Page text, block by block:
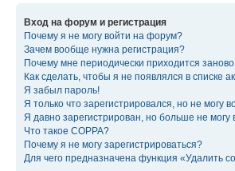
Вход на форум и регистрация
Почему я не могу войти на форум?
Зачем вообще нужна регистрация?
Почему мне периодически приходится
Как сделать, чтобы я не появлялся в списке
Я забыл пароль!
Я только что зарегистрировался, но не могу
Я давно зарегистрирован, но больше не могу
Что такое COPPA?
Почему я не могу зарегистрироваться?
Для чего предназначена функция «Удалить